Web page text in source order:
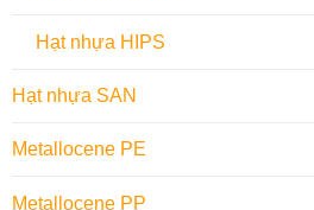
Hạt nhựa HIPS
Hạt nhựa SAN
Metallocene PE
Metallocene PP